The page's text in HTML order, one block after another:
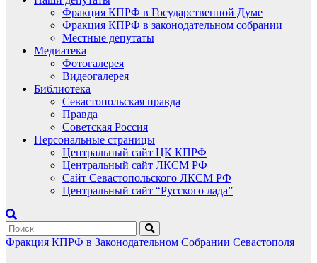
Фракция КПРФ в Государственной Думе
Фракция КПРФ в законодательном собрании
Местные депутаты
Медиатека
Фотогалерея
Видеогалерея
Библиотека
Севастопольская правда
Правда
Советская Россия
Персональные страницы
Центральный сайт ЦК КПРФ
Центральный сайт ЛКСМ РФ
Сайт Севастопольского ЛКСМ РФ
Центральный сайт “Русского лада”
Фракция КПРФ в Законодательном Собрании Севастополя